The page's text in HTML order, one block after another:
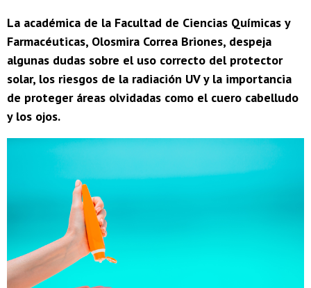
Egresadas/os
La académica de la Facultad de Ciencias Químicas y
Farmacéuticas, Olosmira Correa Briones, despeja
algunas dudas sobre el uso correcto del protector
solar, los riesgos de la radiación UV y la importancia
de proteger áreas olvidadas como el cuero cabelludo
y los ojos.